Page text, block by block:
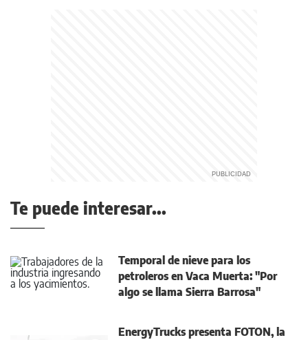
Te puede interesar...
Temporal de nieve para los
petroleros en Vaca Muerta: "Por
algo se llama Sierra Barrosa"
EnergyTrucks presenta FOTON, la